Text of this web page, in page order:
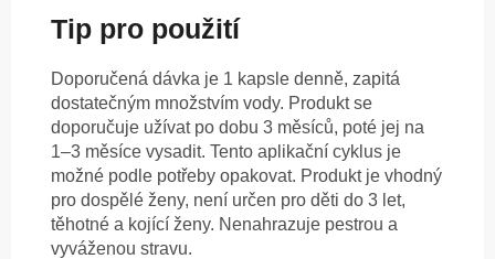
Tip pro použití
Doporučená dávka je 1 kapsle denně, zapitá
dostatečným množstvím vody. Produkt se
doporučuje užívat po dobu 3 měsíců, poté jej na
1–3 měsíce vysadit. Tento aplikační cyklus je
možné podle potřeby opakovat. Produkt je vhodný
pro dospělé ženy, není určen pro děti do 3 let,
těhotné a kojící ženy. Nenahrazuje pestrou a
vyváženou stravu.